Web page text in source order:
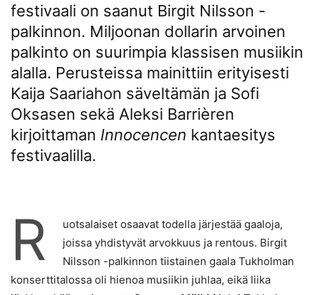
festivaali on saanut Birgit Nilsson -
palkinnon. Miljoonan dollarin arvoinen
palkinto on suurimpia klassisen musiikin
alalla. Perusteissa mainittiin erityisesti
Kaija Saariahon säveltämän ja Sofi
Oksasen sekä Aleksi Barrièren
kirjoittaman Innocencen kantaesitys
festivaalilla.
R
uotsalaiset osaavat todella järjestää gaaloja,
joissa yhdistyvät arvokkuus ja rentous. Birgit
Nilsson -palkinnon tiistainen gaala Tukholman
konserttitalossa oli hienoa musiikin juhlaa, eikä liika